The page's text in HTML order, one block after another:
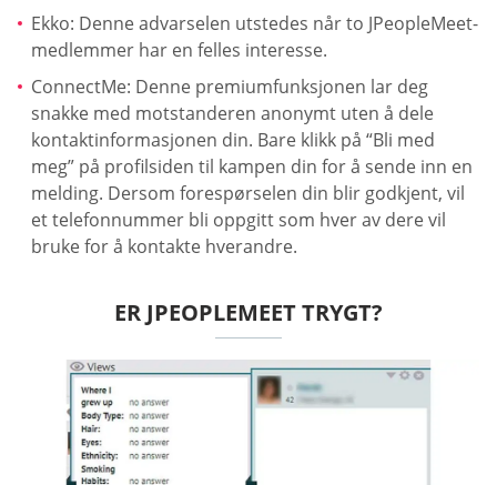
Ekko: Denne advarselen utstedes når to JPeopleMeet-
medlemmer har en felles interesse.
ConnectMe: Denne premiumfunksjonen lar deg
snakke med motstanderen anonymt uten å dele
kontaktinformasjonen din. Bare klikk på “Bli med
meg” på profilsiden til kampen din for å sende inn en
melding. Dersom forespørselen din blir godkjent, vil
et telefonnummer bli oppgitt som hver av dere vil
bruke for å kontakte hverandre.
ER JPEOPLEMEET TRYGT?